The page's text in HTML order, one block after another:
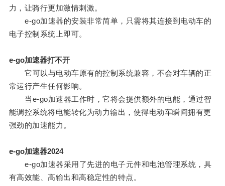
力，让骑行更加激情刺激。
e-go加速器的安装非常简单，只需将其连接到电动车的
电子控制系统上即可。
e-go加速器打不开
它可以与电动车原有的控制系统兼容，不会对车辆的正
常运行产生任何影响。
当e-go加速器工作时，它将会提供额外的电能，通过智
能调控系统将电能转化为动力输出，使得电动车瞬间拥有更
强劲的加速能力。
e-go加速器2024
e-go加速器采用了先进的电子元件和电池管理系统，具
有高效能、高输出和高稳定性的特点。